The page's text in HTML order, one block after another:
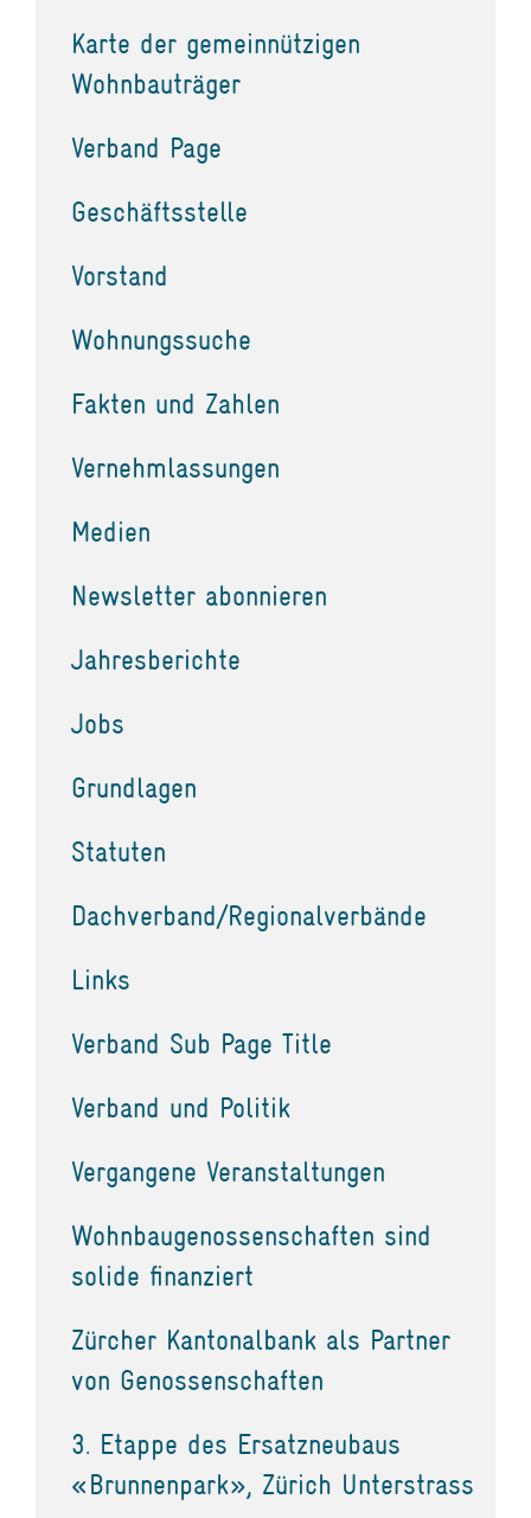
Karte der gemeinnützigen
Wohnbauträger
Verband Page
Geschäftsstelle
Vorstand
Wohnungssuche
Fakten und Zahlen
Vernehmlassungen
Medien
Newsletter abonnieren
Jahresberichte
Jobs
Grundlagen
Statuten
Dachverband/Regionalverbände
Links
Verband Sub Page Title
Verband und Politik
Vergangene Veranstaltungen
Wohnbaugenossenschaften sind
solide finanziert
Zürcher Kantonalbank als Partner
von Genossenschaften
3. Etappe des Ersatzneubaus
«Brunnenpark», Zürich Unterstrass